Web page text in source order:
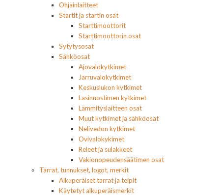
Ohjainlaitteet
Startit ja startin osat
Starttimoottorit
Starttimoottorin osat
Sytytysosat
Sähköosat
Ajovalokytkimet
Jarruvalokytkimet
Keskuslukon kytkimet
Lasinnostimen kytkimet
Lämmityslaitteen osat
Muut kytkimet ja sähköosat
Nelivedon kytkimet
Ovivalokykimet
Releet ja sulakkeet
Vakionopeudensäätimen osat
Tarrat, tunnukset, logot, merkit
Alkuperäiset tarrat ja teipit
Käytetyt alkuperäismerkit